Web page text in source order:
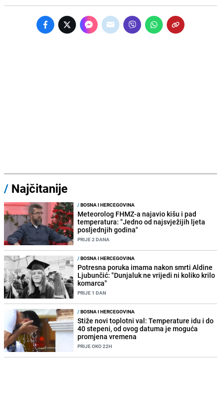
/ Najčitanije
/BOSNA I HERCEGOVINA
Meteorolog FHMZ-a najavio kišu i pad
temperatura: "Jedno od najsvježijih ljeta
posljednjih godina"
PRIJE 2 DANA
/BOSNA I HERCEGOVINA
Potresna poruka imama nakon smrti Aldine
Ljubunčić: "Dunjaluk ne vrijedi ni koliko krilo
komarca"
PRIJE 1 DAN
/BOSNA I HERCEGOVINA
Stiže novi toplotni val: Temperature idu i do
40 stepeni, od ovog datuma je moguća
promjena vremena
PRIJE OKO 22H